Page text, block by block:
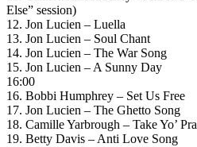
Else” session)
12. Jon Lucien – Luella
13. Jon Lucien – Soul Chant
14. Jon Lucien – The War Song
15. Jon Lucien – A Sunny Day
16:00
16. Bobbi Humphrey – Set Us Free
17. Jon Lucien – The Ghetto Song
18. Camille Yarbrough – Take Yo’
19. Betty Davis – Anti Love Song